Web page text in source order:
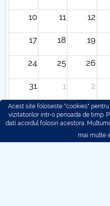
10 11 12
17 18 19
24 25 26
31 1 2
Acest site foloseste "cookies"
vizitatorilor intr-o perioada de timp.
dati acordul folosiri acestora.
mai multe